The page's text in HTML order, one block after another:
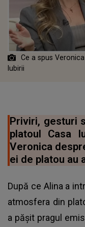
Ce a spus
Iubirii
Priviri, gesturi
platoul Casa
Veronica
ei de platou au
După ce Alina a
atmosfera din
a pășit pragul